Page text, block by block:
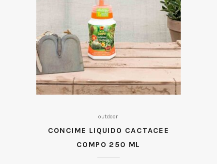
outdoor
CONCIME LIQUIDO CACTACEE
COMPO 250 ML